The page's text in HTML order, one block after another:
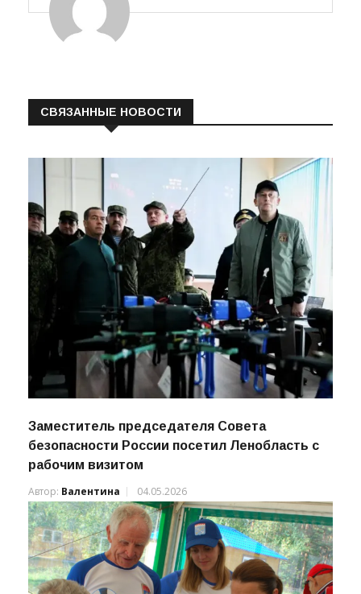
СВЯЗАННЫЕ НОВОСТИ
Заместитель председателя Совета
безопасности России посетил Ленобласть с
рабочим визитом
Автор: Валентина 04.05.2026